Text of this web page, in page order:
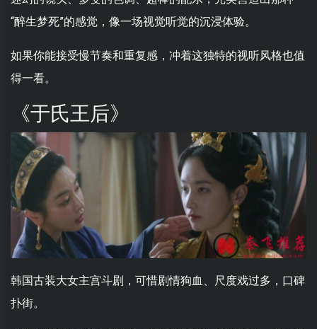
“醉生梦死”的感觉，像一场视觉听觉的沉浸体验。
如果你能接受慢节奏和重复感，冲着这独特的视听风格也值
得一看。
《于氏王后》
韩国古装大女主宫斗剧，可惜剧情狗血、尺度戏过多，口碑
扑街。